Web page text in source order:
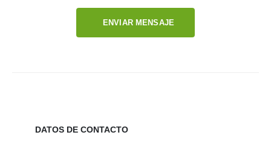
ENVIAR MENSAJE
DATOS DE CONTACTO